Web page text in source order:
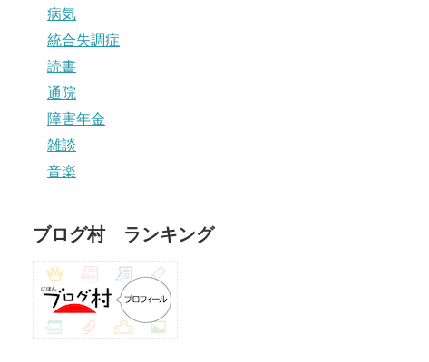
病気
統合失調症
読書
通院
障害年金
雑談
音楽
ブログ村 ランキング